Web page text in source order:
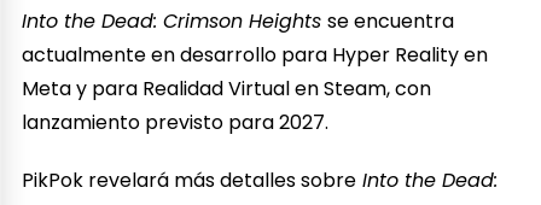
Into the Dead: Crimson Heightsse encuentra
actualmente en desarrollo para Hyper Reality en
Meta y para Realidad Virtual en Steam, con
lanzamiento previsto para 2027.
PikPok revelará más detalles sobre Into the Dead: